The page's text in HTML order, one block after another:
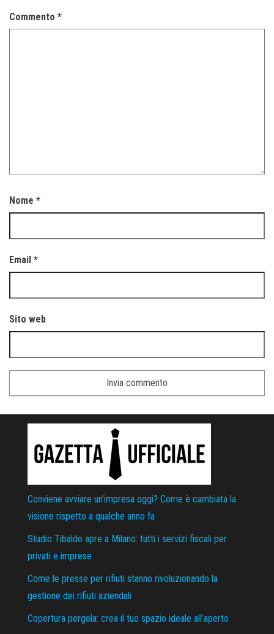
Commento *
Nome *
Email *
Sito web
Conviene avviare un’impresa oggi? Come è cambiata la
visione rispetto a qualche anno fa
Studio Tibaldo apre a Milano: tutti i servizi fiscali per
privati e imprese
Come le presse per rifiuti stanno rivoluzionando la
gestione dei rifiuti aziendali
Copertura pergola: crea il tuo spazio ideale all’aperto